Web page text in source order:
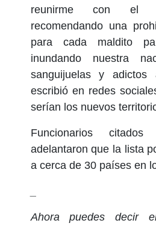
reunirme con el
recomendando una
para cada maldito
inundando nuestra
sanguijuelas y adictos
escribió en redes
serían los nuevos
Funcionarios
adelantaron que la lista
a cerca de 30 países en
Ahora puedes decir